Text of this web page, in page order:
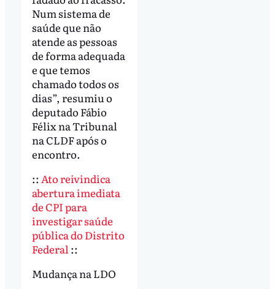
Num sistema de
saúde que não
atende as pessoas
de forma adequada
e que temos
chamado todos os
dias”, resumiu o
deputado Fábio
Félix na Tribunal
na CLDF após o
encontro.
:: Ato reivindica
abertura imediata
de CPI para
investigar saúde
pública do Distrito
Federal ::
Mudança na LDO